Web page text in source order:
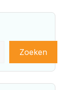
Zoeken